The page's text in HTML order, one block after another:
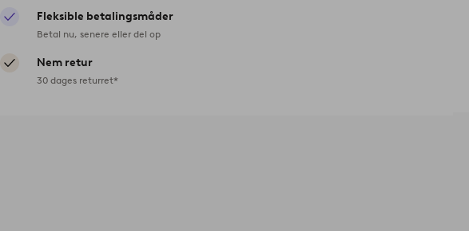
Fleksible betalingsmåder
Betal nu, senere eller del op
Nem retur
30 dages returret*